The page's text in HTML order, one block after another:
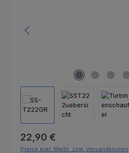
Regulärer Preis:
22,90 €
Preise exkl. MwSt. zzgl. Versandkosten